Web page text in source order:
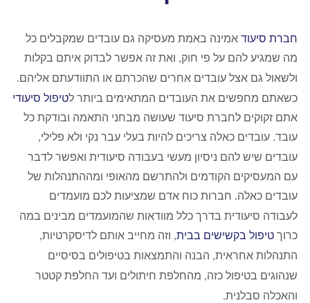
חברת סיעוד אמינה באמת מעסיקה גם עובדים שמקבלים כל
מה שמגיע להם על פי חוק, ואת זה אפשר לבדוק איתם בקלות
ולשאול גם אצל עובדים אחרים שהכרתם או התוודעתם אליהם.
כשאתם מחפשים את העובדים המתאימים ביותר לטיפול סיעודי
אתם זקוקים לחברת סיעוד שעושה מבחני התאמה ובודקת כל
עובד. עובדים כאלה צריכים להיות בעלי עבר נקי ולא פלילי,
עובדים שיש להם ניסיון מעשי בעבודה סיעודית ואפשר לדבר
עם המעסיקים הקודמים ולהתרשם מהאופי ומההתנהלות של
עובדים כאלה. חברות כוח אדם שמציעות לכם מועמדים
לעבודה סיעודית בדרך כלל מוודאות שהמועמדים מבינים במה
כרוך טיפול בקשישים בבית, וזה מחייב אותם לדיסקרטיות,
התנהלות אחראית, הבנה והתמצאות בטיפולים בסיסיים
שנהוגים בטיפול כזה, מהחלפת חיתולים ועד החלפת קטטר
והאכלה סבלנית.